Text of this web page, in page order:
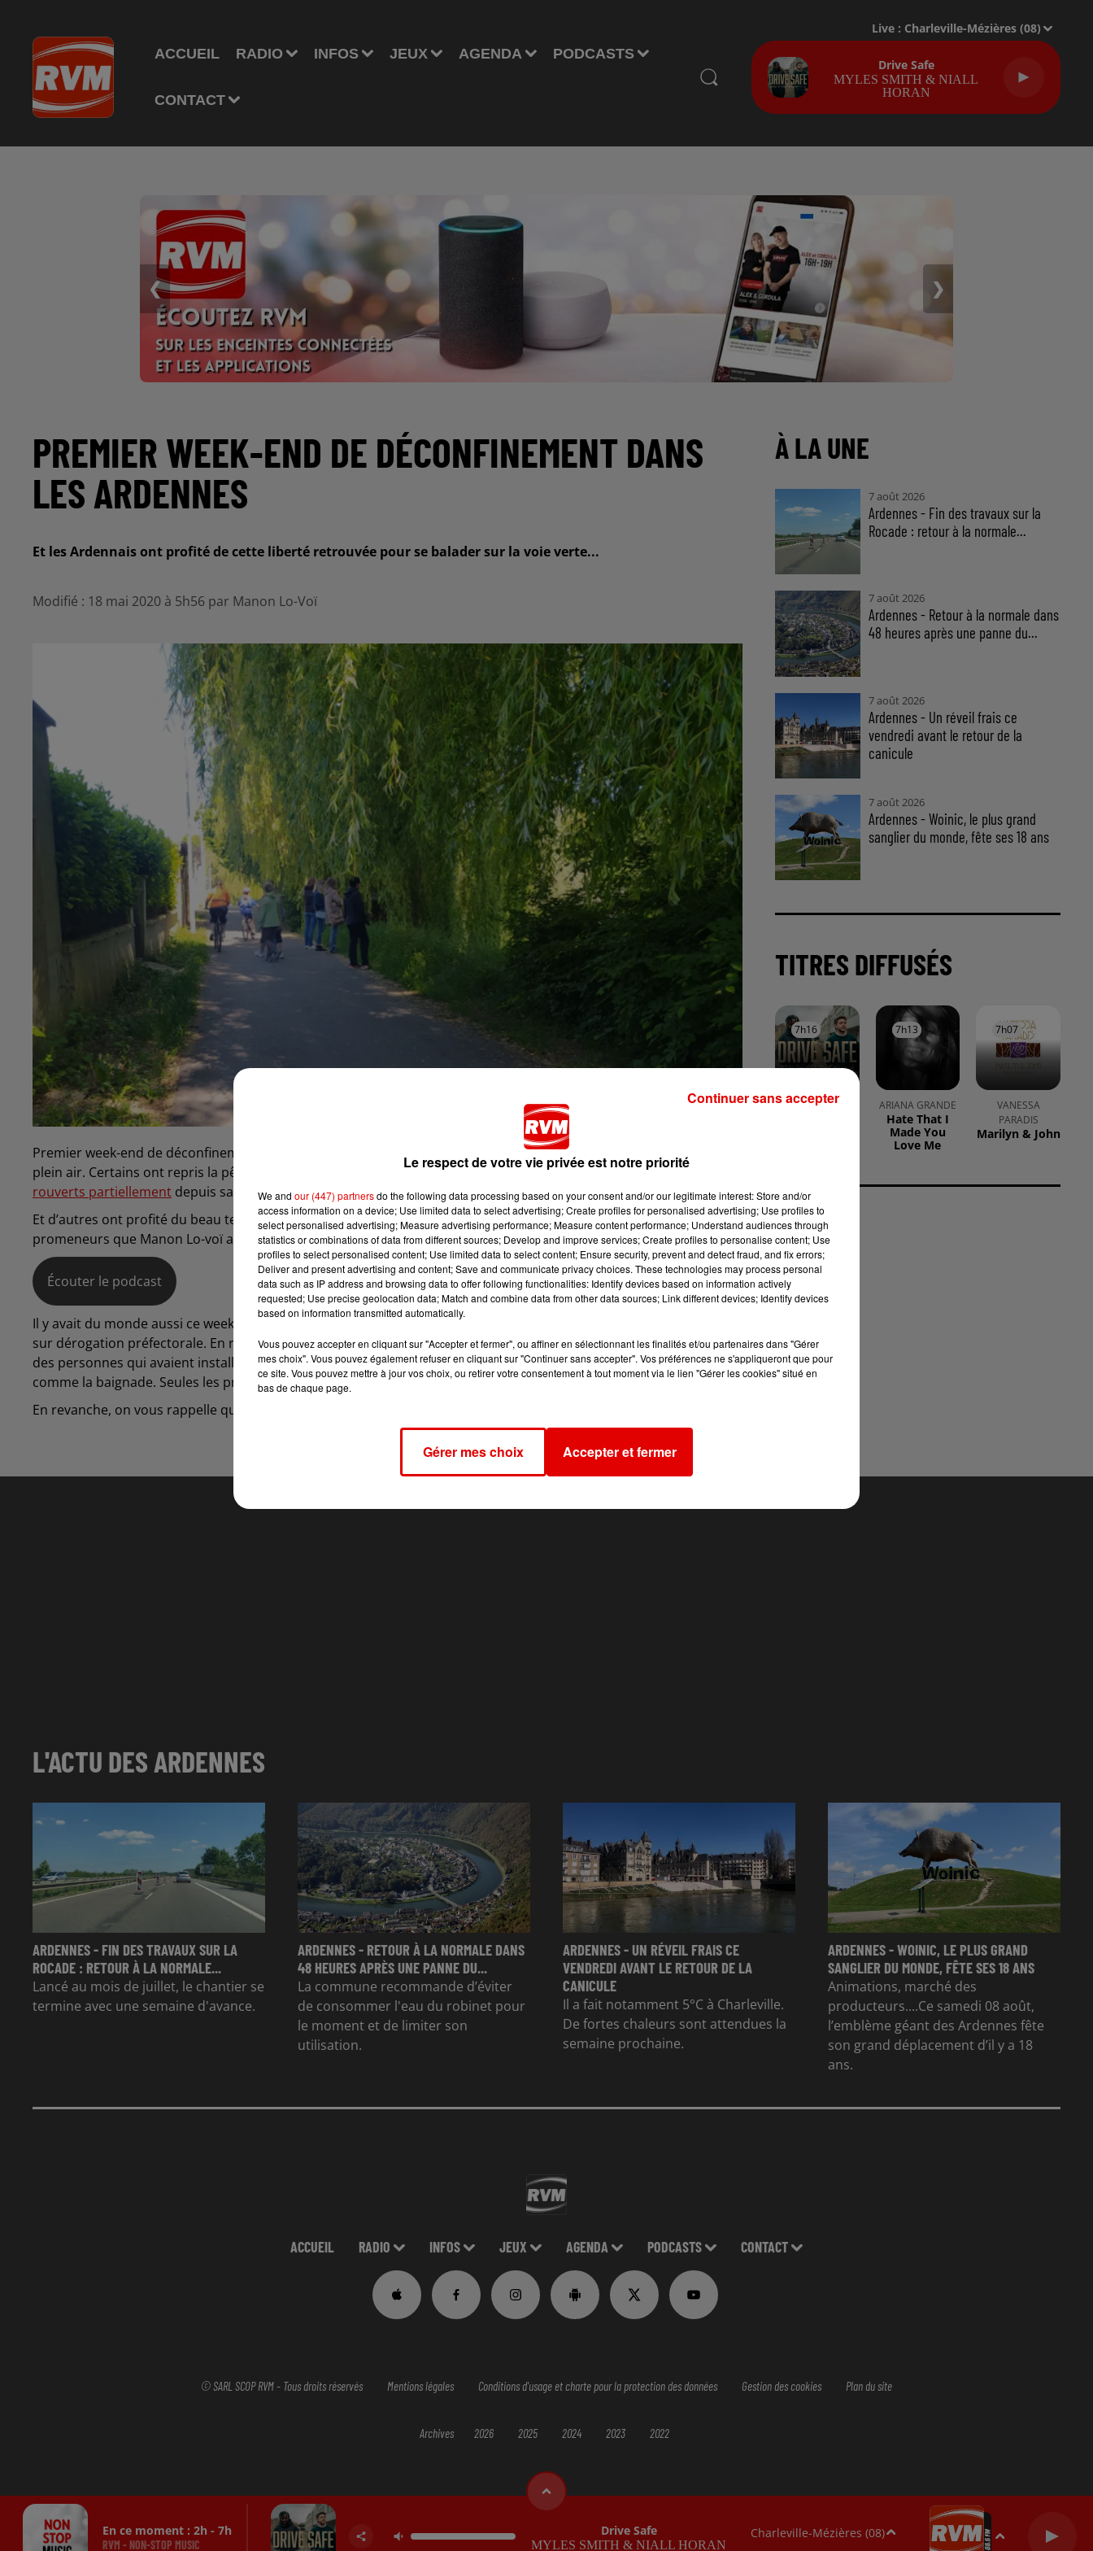
ACCUEIL RADIO INFOS JEUX AGENDA PODCASTS
CONTACT
Live : Charleville-Mézières (08)
Drive Safe
MYLES SMITH & NIALL
HORAN
❮ ❯
PREMIER WEEK-END DE DÉCONFINEMENT DANS
LES ARDENNES
Et les Ardennais ont profité de cette liberté retrouvée pour se balader sur la voie verte...
Modifié : 18 mai 2020 à 5h56 par Manon Lo-Voï
Premier week-end de déconfinement. Et les Ardennais en ont profité pour retrouver la nature et les activités de
plein air. Certains ont repris la pêche, d’autres les activités nautiques sur leslacs des Vieilles-Forges et de Bairon
rouverts partiellement depuis samedi 16 mai.
Et d’autres ont profité du beau temps pour se promener à pied ou en vélo sur la voie verte. Ecoutez ces
promeneurs que Manon Lo-voï a rencontrés au niveau de Montcy-Notre-Dame :
Écouter le podcast
Il y avait du monde aussi ce week-end au Lac des Vieilles-Forges qui a réouvert de manière partielle depuis samedi
sur dérogation préfectorale. En revanche les gendarmes ont dû faire quelques rappels à l’ordre notamment pour
des personnes qui avaient installé leur serviette dans les bois. Pour rappel, l’accès à la plage reste interdit tout
comme la baignade. Seules les promenades et les activités nautiques individuelles sont autorisées.
En revanche, on vous rappelle que les parcs et jardins publics sont encore fermés au moins jusqu’au 2 juin.
À LA UNE
7 août 2026
Ardennes - Fin des travaux sur la
Rocade : retour à la normale...
7 août 2026
Ardennes - Retour à la normale dans
48 heures après une panne du...
7 août 2026
Ardennes - Un réveil frais ce
vendredi avant le retour de la
canicule
7 août 2026
Ardennes - Woinic, le plus grand
sanglier du monde, fête ses 18 ans
TITRES DIFFUSÉS
7h16
7h16
MYLES SMITH &
7h13
7h13
ARIANA GRANDE
Hate That I
Made You
Love Me
7h07
7h07
VANESSA
PARADIS
Marilyn & John
L'ACTU DES ARDENNES
ARDENNES - FIN DES TRAVAUX SUR LA
ROCADE : RETOUR À LA NORMALE...
Lancé au mois de juillet, le chantier se
termine avec une semaine d'avance.
ARDENNES - RETOUR À LA NORMALE DANS
48 HEURES APRÈS UNE PANNE DU...
La commune recommande d’éviter
de consommer l'eau du robinet pour
le moment et de limiter son
utilisation.
ARDENNES - UN RÉVEIL FRAIS CE
VENDREDI AVANT LE RETOUR DE LA
CANICULE
Il a fait notamment 5°C à Charleville.
De fortes chaleurs sont attendues la
semaine prochaine.
ARDENNES - WOINIC, LE PLUS GRAND
SANGLIER DU MONDE, FÊTE SES 18 ANS
Animations, marché des
producteurs....Ce samedi 08 août,
l’emblème géant des Ardennes fête
son grand déplacement d’il y a 18
ans.
ACCUEIL RADIO INFOS JEUX AGENDA PODCASTS CONTACT
En ce moment : 2h - 7h
RVM - NON-STOP MUSIC
Drive Safe
MYLES SMITH & NIALL HORAN
Charleville-Mézières (08)
© SARL SCOP RVM - Tous droits réservés Mentions légales Conditions d'usage et charte pour la protection des données Gestion des cookies Plan du site
Archives 2026 2025 2024 2023 2022
Le respect de votre vie privée est notre priorité
We and our (447) partnersdo the following data processing based on your consent and/or our legitimate interest: Store and/or
access information on a device; Use limited data to select advertising; Create profiles for personalised advertising; Use profiles to
select personalised advertising; Measure advertising performance; Measure content performance; Understand audiences through
statistics or combinations of data from different sources; Develop and improve services; Create profiles to personalise content; Use
profiles to select personalised content; Use limited data to select content; Ensure security, prevent and detect fraud, and fix errors;
Deliver and present advertising and content; Save and communicate privacy choices. These technologies may process personal
data such as IP address and browsing data to offer following functionalities: Identify devices based on information actively
requested; Use precise geolocation data; Match and combine data from other data sources; Link different devices; Identify devices
based on information transmitted automatically.
Vous pouvez accepter en cliquant sur "Accepter et fermer", ou affiner en sélectionnant les finalités et/ou partenaires dans "Gérer
mes choix". Vous pouvez également refuser en cliquant sur "Continuer sans accepter". Vos préférences ne s'appliqueront que pour
ce site. Vous pouvez mettre à jour vos choix, ou retirer votre consentement à tout moment via le lien "Gérer les cookies" situé en
bas de chaque page.
Gérer mes choix Accepter et fermer
Continuer sans accepter